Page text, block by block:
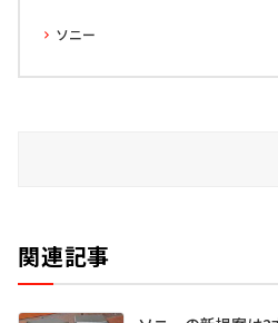
ソニー
関連記事